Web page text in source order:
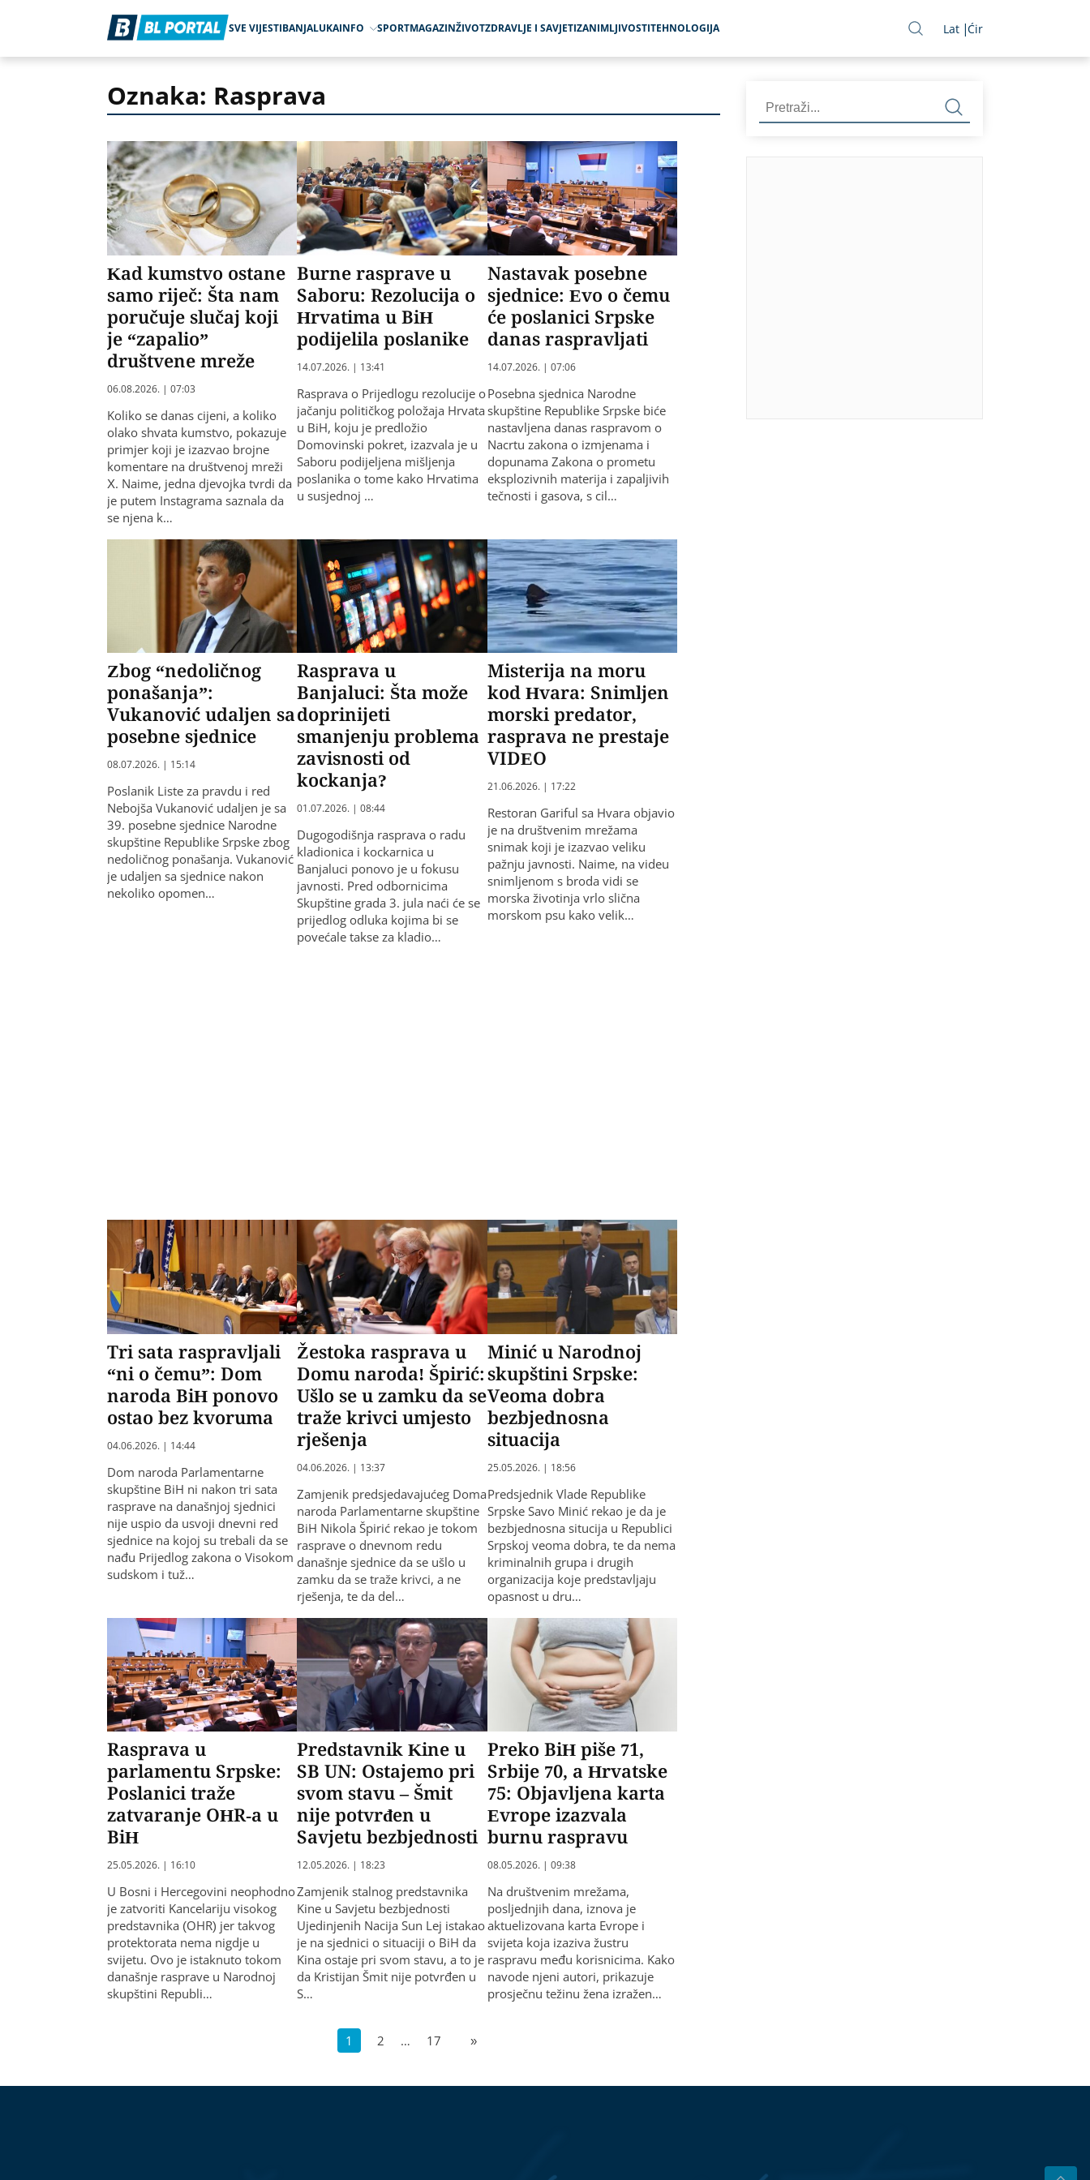
SVE VIJESTIBANJALUKAINFO SPORTMAGAZINŽIVOTZDRAVLJE I SAVJETIZANIMLJIVOSTITEHNOLOGIJA Lat Ćir
Oznaka: Rasprava
Kad kumstvo ostane
samo riječ: Šta nam
poručuje slučaj koji
je “zapalio”
društvene mreže
06.08.2026. | 07:03
Koliko se danas cijeni, a koliko
olako shvata kumstvo, pokazuje
primjer koji je izazvao brojne
komentare na društvenoj mreži
X. Naime, jedna djevojka tvrdi da
je putem Instagrama saznala da
se njena k…
Burne rasprave u
Saboru: Rezolucija o
Hrvatima u BiH
podijelila poslanike
14.07.2026. | 13:41
Rasprava o Prijedlogu rezolucije o
jačanju političkog položaja Hrvata
u BiH, koju je predložio
Domovinski pokret, izazvala je u
Saboru podijeljena mišljenja
poslanika o tome kako Hrvatima
u susjednoj …
Nastavak posebne
sjednice: Evo o čemu
će poslanici Srpske
danas raspravljati
14.07.2026. | 07:06
Posebna sjednica Narodne
skupštine Republike Srpske biće
nastavljena danas raspravom o
Nacrtu zakona o izmjenama i
dopunama Zakona o prometu
eksplozivnih materija i zapaljivih
tečnosti i gasova, s cil…
Zbog “nedoličnog
ponašanja”:
Vukanović udaljen sa
posebne sjednice
08.07.2026. | 15:14
Poslanik Liste za pravdu i red
Nebojša Vukanović udaljen je sa
39. posebne sjednice Narodne
skupštine Republike Srpske zbog
nedoličnog ponašanja. Vukanović
je udaljen sa sjednice nakon
nekoliko opomen…
Rasprava u
Banjaluci: Šta može
doprinijeti
smanjenju problema
zavisnosti od
kockanja?
01.07.2026. | 08:44
Dugogodišnja rasprava o radu
kladionica i kockarnica u
Banjaluci ponovo je u fokusu
javnosti. Pred odbornicima
Skupštine grada 3. jula naći će se
prijedlog odluka kojima bi se
povećale takse za kladio…
Misterija na moru
kod Hvara: Snimljen
morski predator,
rasprava ne prestaje
VIDEO
21.06.2026. | 17:22
Restoran Gariful sa Hvara objavio
je na društvenim mrežama
snimak koji je izazvao veliku
pažnju javnosti. Naime, na videu
snimljenom s broda vidi se
morska životinja vrlo slična
morskom psu kako velik…
Tri sata raspravljali
“ni o čemu”: Dom
naroda BiH ponovo
ostao bez kvoruma
04.06.2026. | 14:44
Dom naroda Parlamentarne
skupštine BiH ni nakon tri sata
rasprave na današnjoj sjednici
nije uspio da usvoji dnevni red
sjednice na kojoj su trebali da se
nađu Prijedlog zakona o Visokom
sudskom i tuž…
Žestoka rasprava u
Domu naroda! Špirić:
Ušlo se u zamku da se
traže krivci umjesto
rješenja
04.06.2026. | 13:37
Zamjenik predsjedavajućeg Doma
naroda Parlamentarne skupštine
BiH Nikola Špirić rekao je tokom
rasprave o dnevnom redu
današnje sjednice da se ušlo u
zamku da se traže krivci, a ne
rješenja, te da del…
Minić u Narodnoj
skupštini Srpske:
Veoma dobra
bezbjednosna
situacija
25.05.2026. | 18:56
Predsjednik Vlade Republike
Srpske Savo Minić rekao je da je
bezbjednosna situcija u Republici
Srpskoj veoma dobra, te da nema
kriminalnih grupa i drugih
organizacija koje predstavljaju
opasnost u dru…
Rasprava u
parlamentu Srpske:
Poslanici traže
zatvaranje OHR-a u
BiH
25.05.2026. | 16:10
U Bosni i Hercegovini neophodno
je zatvoriti Kancelariju visokog
predstavnika (OHR) jer takvog
protektorata nema nigdje u
svijetu. Ovo je istaknuto tokom
današnje rasprave u Narodnoj
skupštini Republi…
Predstavnik Kine u
SB UN: Ostajemo pri
svom stavu – Šmit
nije potvrđen u
Savjetu bezbjednosti
12.05.2026. | 18:23
Zamjenik stalnog predstavnika
Kine u Savjetu bezbjednosti
Ujedinjenih Nacija Sun Lej istakao
je na sjednici o situaciji o BiH da
Kina ostaje pri svom stavu, a to je
da Kristijan Šmit nije potvrđen u
S…
Preko BiH piše 71,
Srbije 70, a Hrvatske
75: Objavljena karta
Evrope izazvala
burnu raspravu
08.05.2026. | 09:38
Na društvenim mrežama,
posljednjih dana, iznova je
aktuelizovana karta Evrope i
svijeta koja izaziva žustru
raspravu među korisnicima. Kako
navode njeni autori, prikazuje
prosječnu težinu žena izražen…
1 2 … 17 »